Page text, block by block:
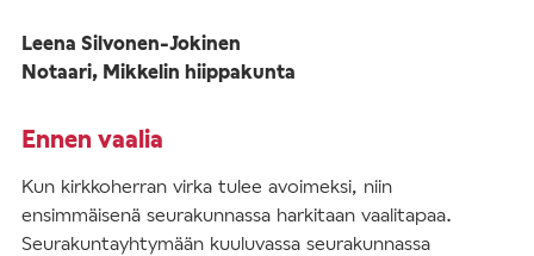
Leena Silvonen-Jokinen
Notaari, Mikkelin hiippakunta
Ennen vaalia
Kun kirkkoherran virka tulee avoimeksi, niin
ensimmäisenä seurakunnassa harkitaan vaalitapaa.
Seurakuntayhtymään kuuluvassa seurakunnassa